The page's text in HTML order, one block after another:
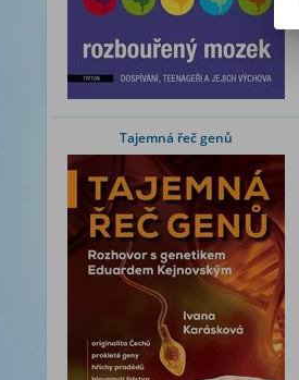
Tajemná řeč genů